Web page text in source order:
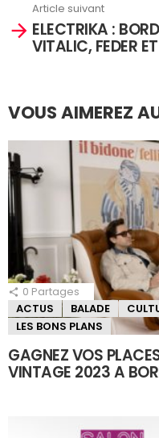
Article suivant
ELECTRIKA :
VITALIC, FEDER
VOUS AIMEREZ
0 Partages
ACTUS
BALADE
LES BONS PLANS
GAGNEZ VOS
VINTAGE 2023 A